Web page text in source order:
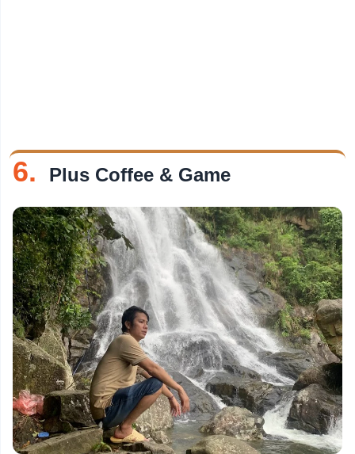
6. Plus Coffee & Game